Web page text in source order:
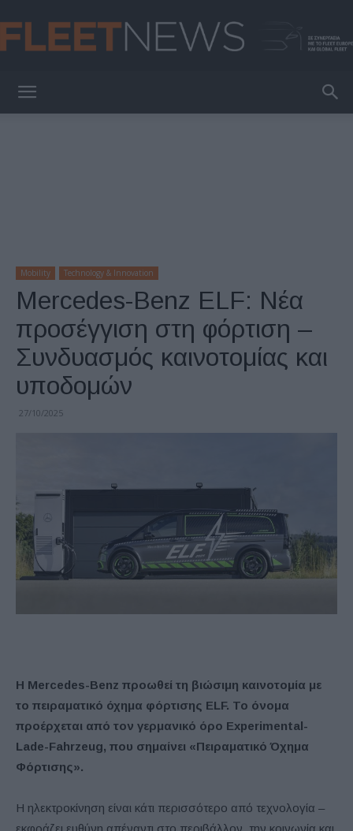
Mobility Technology & Innovation
Mercedes-Benz ELF: Νέα
προσέγγιση στη φόρτιση –
Συνδυασμός καινοτομίας και
υποδομών
27/10/2025
Η Mercedes-Benz προωθεί τη βιώσιμη καινοτομία με
το πειραματικό όχημα φόρτισης ELF. Το όνομα
προέρχεται από τον γερμανικό όρο Experimental-
Lade-Fahrzeug, που σημαίνει «Πειραματικό Όχημα
Φόρτισης».
Η ηλεκτροκίνηση είναι κάτι περισσότερο από τεχνολογία –
εκφράζει ευθύνη απέναντι στο περιβάλλον, την κοινωνία και